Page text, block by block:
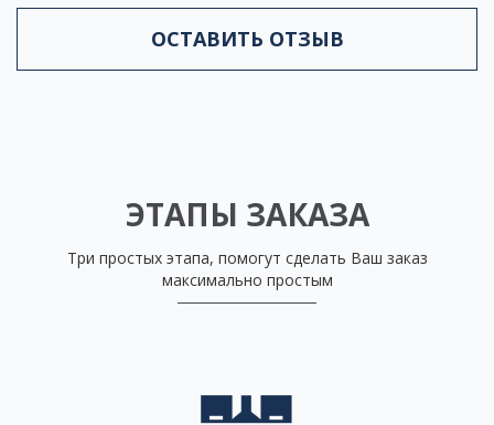
ОСТАВИТЬ ОТЗЫВ
ЭТАПЫ ЗАКАЗА
Три простых этапа, помогут сделать Ваш заказ
максимально простым